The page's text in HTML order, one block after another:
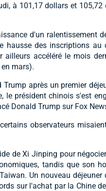
à 101,17 dollars et 105,72
d'un ralentissement
hausse des inscriptions au
accéléré le mois
mars).
après un premier
le président chinois s'est
Donald Trump sur Fox
observateurs
de Xi Jinping pour
tandis que son
Un nouveau déjeuner
sur l'achat par la Chine